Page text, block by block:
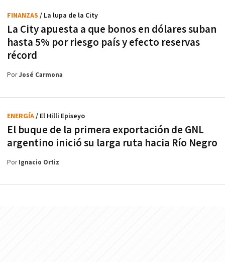
La City apuesta a que bonos en dólares suban
hasta 5% por riesgo país y efecto reservas
récord
FINANZAS / La lupa de la City
PorJosé Carmona
El buque de la primera exportación de GNL
argentino inició su larga ruta hacia Río Negro
ENERGÍA/ El Hilli Episeyo
PorIgnacio Ortiz